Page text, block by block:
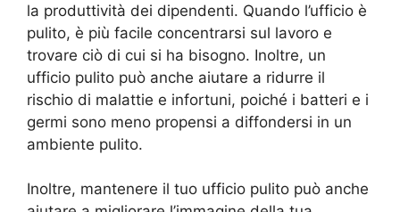
la produttività dei dipendenti. Quando l’ufficio è
pulito, è più facile concentrarsi sul lavoro e
trovare ciò di cui si ha bisogno. Inoltre, un
ufficio pulito può anche aiutare a ridurre il
rischio di malattie e infortuni, poiché i batteri e i
germi sono meno propensi a diffondersi in un
ambiente pulito.
Inoltre, mantenere il tuo ufficio pulito può anche